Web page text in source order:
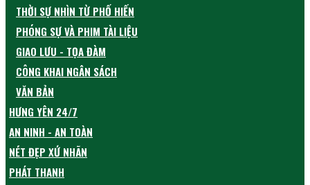
THỜI SỰ NHÌN TỪ PHỐ HIẾN
PHÓNG SỰ VÀ PHIM TÀI LIỆU
GIAO LƯU - TỌA ĐÀM
CÔNG KHAI NGÂN SÁCH
VĂN BẢN
HƯNG YÊN 24/7
AN NINH - AN TOÀN
NÉT ĐẸP XỨ NHÃN
PHÁT THANH